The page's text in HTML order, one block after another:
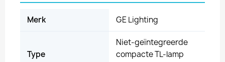
Merk GE Lighting
Type
Niet-geïntegreerde
compacte TL-lamp